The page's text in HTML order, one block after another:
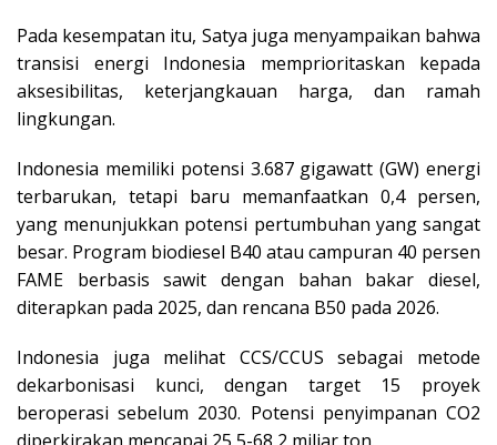
Pada kesempatan itu, Satya juga menyampaikan bahwa
transisi energi Indonesia memprioritaskan kepada
aksesibilitas, keterjangkauan harga, dan ramah
lingkungan.
Indonesia memiliki potensi 3.687 gigawatt (GW) energi
terbarukan, tetapi baru memanfaatkan 0,4 persen,
yang menunjukkan potensi pertumbuhan yang sangat
besar. Program biodiesel B40 atau campuran 40 persen
FAME berbasis sawit dengan bahan bakar diesel,
diterapkan pada 2025, dan rencana B50 pada 2026.
Indonesia juga melihat CCS/CCUS sebagai metode
dekarbonisasi kunci, dengan target 15 proyek
beroperasi sebelum 2030. Potensi penyimpanan CO2